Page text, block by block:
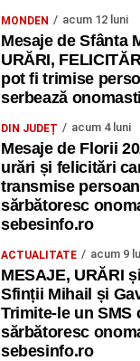
MONDEN acum 12 luni
Mesaje de Sfânta
URĂRI,
pot fi trimise
serbează
DIN JUDEȚ acum 4 luni
Mesaje de Florii
urări și felicitări
transmise
sărbătoresc
sebesinfo.ro
ACTUALITATE acum 9
MESAJE, URĂRI
Sfinții Mihail și
Trimite-le un SMS
sărbătoresc
sebesinfo.ro